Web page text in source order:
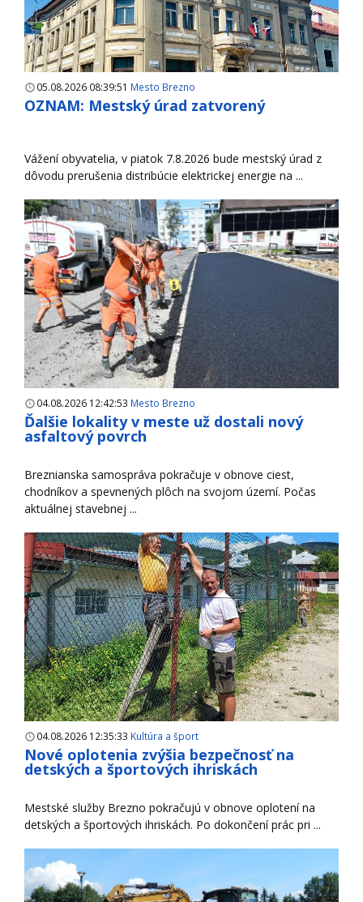
05.08.2026 08:39:51 Mesto Brezno
OZNAM: Mestský úrad zatvorený
Vážení obyvatelia, v piatok 7.8.2026 bude mestský úrad z
dôvodu prerušenia distribúcie elektrickej energie na ...
04.08.2026 12:42:53 Mesto Brezno
Ďalšie lokality v meste už dostali nový
asfaltový povrch
Breznianska samospráva pokračuje v obnove ciest,
chodníkov a spevnených plôch na svojom území. Počas
aktuálnej stavebnej ...
04.08.2026 12:35:33 Kultúra a šport
Nové oplotenia zvýšia bezpečnosť na
detských a športových ihriskách
Mestské služby Brezno pokračujú v obnove oplotení na
detských a športových ihriskách. Po dokončení prác pri ...